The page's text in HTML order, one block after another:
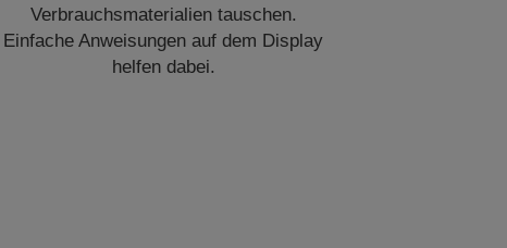
Verbrauchsmaterialien tauschen.
Einfache Anweisungen auf dem Display
helfen dabei.